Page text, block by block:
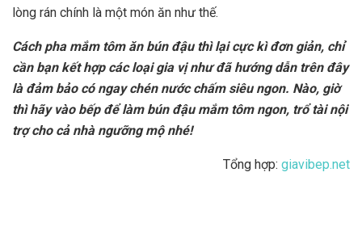
lòng rán chính là một món ăn như thế.
Cách pha mắm tôm ăn bún đậu thì lại cực kì đơn giản, chỉ
cần bạn kết hợp các loại gia vị như đã hướng dẫn trên đây
là đảm bảo có ngay chén nước chấm siêu ngon. Nào, giờ
thì hãy vào bếp để làm bún đậu mắm tôm ngon, trổ tài nội
trợ cho cả nhà ngưỡng mộ nhé!
Tổng hợp: giavibep.net